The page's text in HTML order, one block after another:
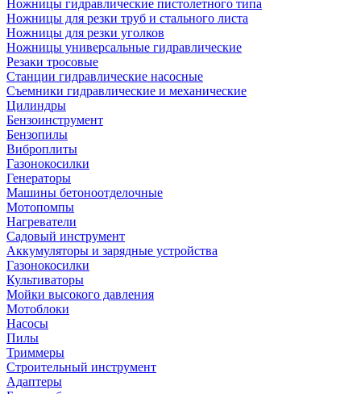
Ножницы гидравлические пистолетного типа
Ножницы для резки труб и стального листа
Ножницы для резки уголков
Ножницы универсальные гидравлические
Резаки тросовые
Станции гидравлические насосные
Съемники гидравлические и механические
Цилиндры
Бензоинструмент
Бензопилы
Виброплиты
Газонокосилки
Генераторы
Машины бетоноотделочные
Мотопомпы
Нагреватели
Садовый инструмент
Аккумуляторы и зарядные устройства
Газонокосилки
Культиваторы
Мойки высокого давления
Мотоблоки
Насосы
Пилы
Триммеры
Строительный инструмент
Адаптеры